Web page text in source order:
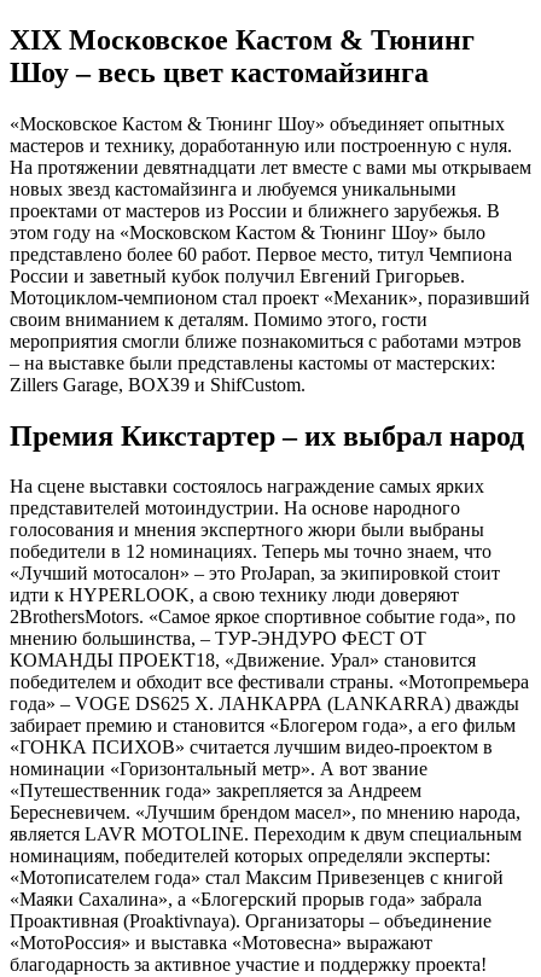
XIX Московское Кастом & Тюнинг
Шоу – весь цвет кастомайзинга
«Московское Кастом & Тюнинг Шоу» объединяет опытных
мастеров и технику, доработанную или построенную с нуля.
На протяжении девятнадцати лет вместе с вами мы открываем
новых звезд кастомайзинга и любуемся уникальными
проектами от мастеров из России и ближнего зарубежья. В
этом году на «Московском Кастом & Тюнинг Шоу» было
представлено более 60 работ. Первое место, титул Чемпиона
России и заветный кубок получил Евгений Григорьев.
Мотоциклом-чемпионом стал проект «Механик», поразивший
своим вниманием к деталям. Помимо этого, гости
мероприятия смогли ближе познакомиться с работами мэтров
– на выставке были представлены кастомы от мастерских:
Zillers Garage, BOX39 и ShifCustom.
Премия Кикстартер – их выбрал народ
На сцене выставки состоялось награждение самых ярких
представителей мотоиндустрии. На основе народного
голосования и мнения экспертного жюри были выбраны
победители в 12 номинациях. Теперь мы точно знаем, что
«Лучший мотосалон» – это ProJapan, за экипировкой стоит
идти к HYPERLOOK, а свою технику люди доверяют
2BrothersMotors. «Самое яркое спортивное событие года», по
мнению большинства, – ТУР-ЭНДУРО ФЕСТ ОТ
КОМАНДЫ ПРОЕКТ18, «Движение. Урал» становится
победителем и обходит все фестивали страны. «Мотопремьера
года» – VOGE DS625 X. ЛАНКАРРА (LANKARRA) дважды
забирает премию и становится «Блогером года», а его фильм
«ГОНКА ПСИХОВ» считается лучшим видео-проектом в
номинации «Горизонтальный метр». А вот звание
«Путешественник года» закрепляется за Андреем
Бересневичем. «Лучшим брендом масел», по мнению народа,
является LAVR MOTOLINE. Переходим к двум специальным
номинациям, победителей которых определяли эксперты:
«Мотописателем года» стал Максим Привезенцев с книгой
«Маяки Сахалина», а «Блогерский прорыв года» забрала
Проактивная (Proaktivnaya). Организаторы – объединение
«МотоРоссия» и выставка «Мотовесна» выражают
благодарность за активное участие и поддержку проекта!